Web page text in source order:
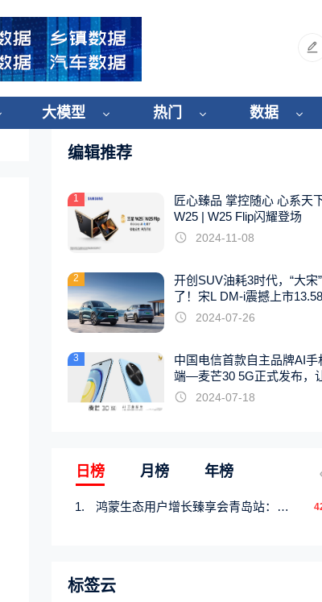
大模型 热门 数据
编辑推荐
1
匠心臻品 掌控随心 心系天
W25 | W25 Flip闪耀登场
2024-11-08
2
开创SUV油耗3时代，“大宋
了！宋L DM-i震撼上市
起
2024-07-26
3
中国电信首款自主品牌AI手
端—麦芒30 5G正式发布，
触手可及2024-07-18
日榜 月榜 年榜
鸿蒙生态用户增长臻享会青岛站：携手行业伙伴共研增长新机遇
标签云